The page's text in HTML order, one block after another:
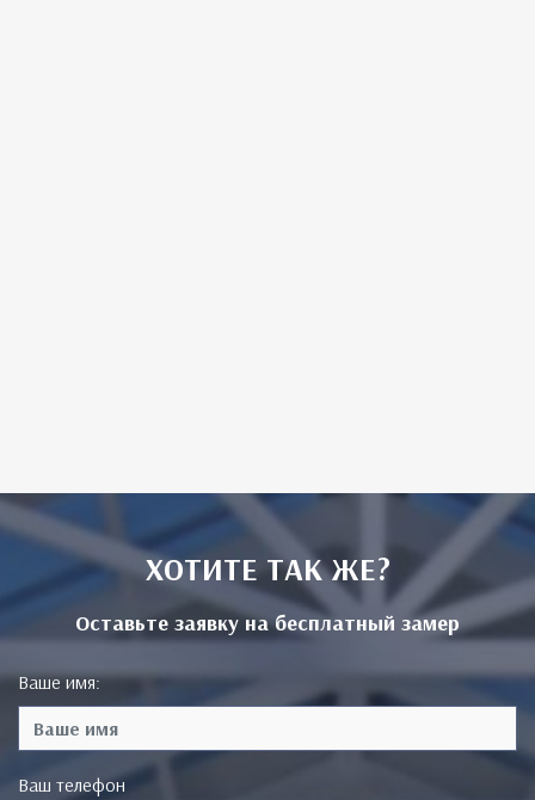
ХОТИТЕ ТАК ЖЕ?
Оставьте заявку на бесплатный замер
Ваше имя:
Ваш телефон